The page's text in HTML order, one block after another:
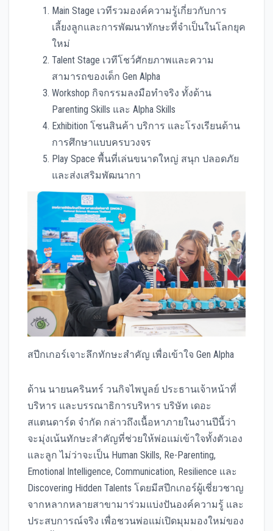
Main Stage เวทีรวมองค์ความรู้เกี่ยวกับการ
เลี้ยงลูกและการพัฒนาทักษะที่จำเป็นในโลกยุค
ใหม่
Talent Stage เวทีโชว์ศักยภาพและความ
สามารถของเด็ก Gen Alpha
Workshop กิจกรรมลงมือทำจริง ทั้งด้าน
Parenting Skills และ Alpha Skills
Exhibition โซนสินค้า บริการ และโรงเรียนด้าน
การศึกษาแบบครบวงจร
Play Space พื้นที่เล่นขนาดใหญ่ สนุก ปลอดภัย
และส่งเสริมพัฒนากา
สปีกเกอร์เจาะลึกทักษะสำคัญ เพื่อเข้าใจ Gen Alpha
ด้าน นายนครินทร์ วนกิจไพบูลย์ ประธานเจ้าหน้าที่
บริหาร และบรรณาธิการบริหาร บริษัท เดอะ
สแตนดาร์ด จำกัด กล่าวถึงเนื้อหาภายในงานปีนี้ว่า
จะมุ่งเน้นทักษะสำคัญที่ช่วยให้พ่อแม่เข้าใจทั้งตัวเอง
และลูก ไม่ว่าจะเป็น Human Skills, Re-Parenting,
Emotional Intelligence, Communication, Resilience และ
Discovering Hidden Talents โดยมีสปีกเกอร์ผู้เชี่ยวชาญ
จากหลากหลายสาขามาร่วมแบ่งปันองค์ความรู้ และ
ประสบการณ์จริง เพื่อชวนพ่อแม่เปิดมุมมองใหม่ของ